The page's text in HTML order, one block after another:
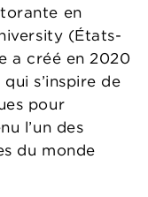
en
(États-
a créé en 2020
qui s’inspire de
pour
l’un des
du monde